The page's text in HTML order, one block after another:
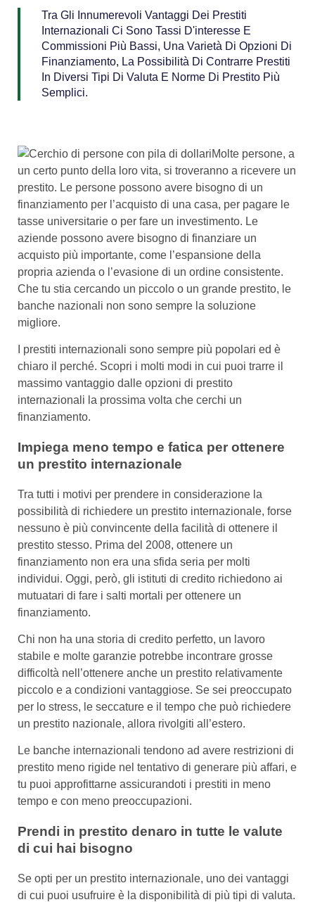
Tra Gli Innumerevoli Vantaggi Dei Prestiti
Internazionali Ci Sono Tassi D'interesse E
Commissioni Più Bassi, Una Varietà Di Opzioni Di
Finanziamento, La Possibilità Di Contrarre Prestiti
In Diversi Tipi Di Valuta E Norme Di Prestito Più
Semplici.
Molte persone, a
un certo punto della loro vita, si troveranno a ricevere un
prestito. Le persone possono avere bisogno di un
finanziamento per l’acquisto di una casa, per pagare le
tasse universitarie o per fare un investimento. Le
aziende possono avere bisogno di finanziare un
acquisto più importante, come l’espansione della
propria azienda o l’evasione di un ordine consistente.
Che tu stia cercando un piccolo o un grande prestito, le
banche nazionali non sono sempre la soluzione
migliore.
I prestiti internazionali sono sempre più popolari ed è
chiaro il perché. Scopri i molti modi in cui puoi trarre il
massimo vantaggio dalle opzioni di prestito
internazionali la prossima volta che cerchi un
finanziamento.
Impiega meno tempo e fatica per ottenere
un prestito internazionale
Tra tutti i motivi per prendere in considerazione la
possibilità di richiedere un prestito internazionale, forse
nessuno è più convincente della facilità di ottenere il
prestito stesso. Prima del 2008, ottenere un
finanziamento non era una sfida seria per molti
individui. Oggi, però, gli istituti di credito richiedono ai
mutuatari di fare i salti mortali per ottenere un
finanziamento.
Chi non ha una storia di credito perfetto, un lavoro
stabile e molte garanzie potrebbe incontrare grosse
difficoltà nell’ottenere anche un prestito relativamente
piccolo e a condizioni vantaggiose. Se sei preoccupato
per lo stress, le seccature e il tempo che può richiedere
un prestito nazionale, allora rivolgiti all’estero.
Le banche internazionali tendono ad avere restrizioni di
prestito meno rigide nel tentativo di generare più affari, e
tu puoi approfittarne assicurandoti i prestiti in meno
tempo e con meno preoccupazioni.
Prendi in prestito denaro in tutte le valute
di cui hai bisogno
Se opti per un prestito internazionale, uno dei vantaggi
di cui puoi usufruire è la disponibilità di più tipi di valuta.